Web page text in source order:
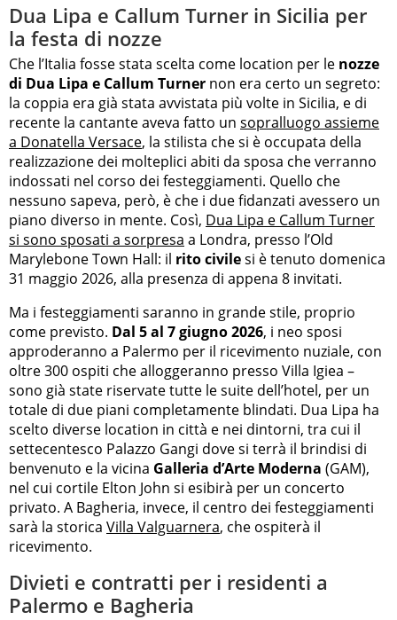
Dua Lipa e Callum Turner in Sicilia per
la festa di nozze
Che l’Italia fosse stata scelta come location per le nozze
di Dua Lipa e Callum Turner non era certo un segreto:
la coppia era già stata avvistata più volte in Sicilia, e di
recente la cantante aveva fatto un sopralluogo assieme
a Donatella Versace, la stilista che si è occupata della
realizzazione dei molteplici abiti da sposa che verranno
indossati nel corso dei festeggiamenti. Quello che
nessuno sapeva, però, è che i due fidanzati avessero un
piano diverso in mente. Così, Dua Lipa e Callum Turner
si sono sposati a sorpresa a Londra, presso l’Old
Marylebone Town Hall: il rito civilesi è tenuto domenica
31 maggio 2026, alla presenza di appena 8 invitati.
Ma i festeggiamenti saranno in grande stile, proprio
come previsto. Dal 5 al 7 giugno 2026, i neo sposi
approderanno a Palermo per il ricevimento nuziale, con
oltre 300 ospiti che alloggeranno presso Villa Igiea –
sono già state riservate tutte le suite dell’hotel, per un
totale di due piani completamente blindati. Dua Lipa ha
scelto diverse location in città e nei dintorni, tra cui il
settecentesco Palazzo Gangi dove si terrà il brindisi di
benvenuto e la vicina Galleria d’Arte Moderna (GAM),
nel cui cortile Elton John si esibirà per un concerto
privato. A Bagheria, invece, il centro dei festeggiamenti
sarà la storica Villa Valguarnera, che ospiterà il
ricevimento.
Divieti e contratti per i residenti a
Palermo e Bagheria